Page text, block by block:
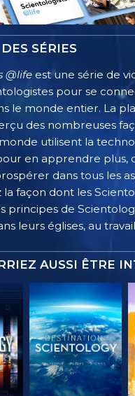
DES SÉRIES
@life est une série de
pour se
le monde entier. La
des nombreuses
utilisent la
en apprendre plus,
dans tous les
la façon dont les
principes de
leurs églises, au
AUSSI ÊTRE